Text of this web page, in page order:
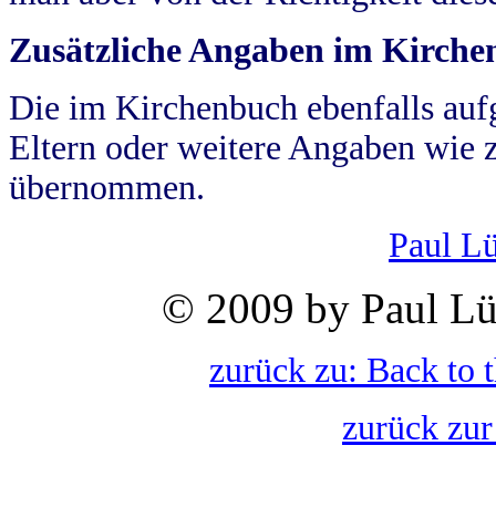
Zusätzliche Angaben im
Die im Kirchenbuch ebenfalls
Eltern oder weitere Angaben wie
übernommen.
Paul
© 2009 by Paul
zurück zu: Back to
zurück